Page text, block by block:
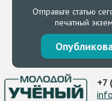
Отправьте статью
печатный
+7